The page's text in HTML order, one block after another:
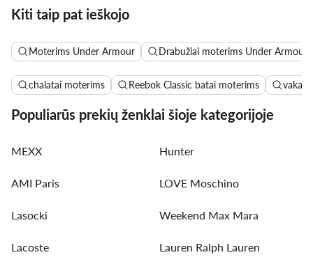
Kiti taip pat ieškojo
Moterims Under Armour Drabužiai moterims Under Armour
chalatai moterims Reebok Classic batai moterims
Populiarūs prekių ženklai šioje kategorijoje
MEXX Hunter
AMI Paris LOVE Moschino
Lasocki Weekend Max Mara
Lacoste Lauren Ralph Lauren